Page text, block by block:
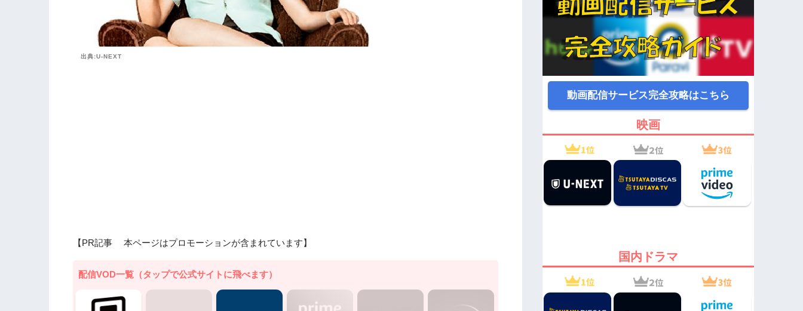
出典:U-NEXT
【PR記事 本ページはプロモーションが含まれています】
配信VOD一覧（タップで公式サイトに飛べます）
動画配信サービス完全攻略はこちら
映画
国内ドラマ